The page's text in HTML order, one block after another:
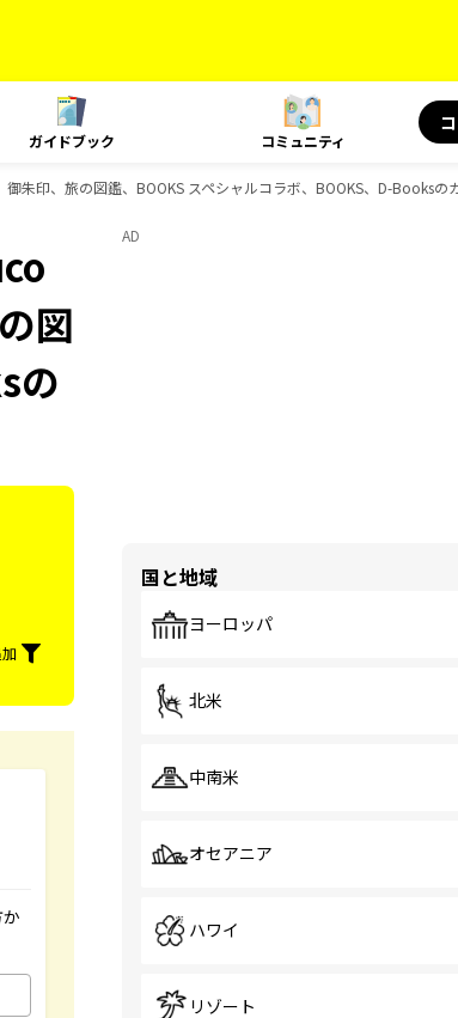
ガイドブック コミュニティ
朱印、旅の図鑑、BOOKS スペシャルコラボ、BOOKS、D-Booksの
図
の
AD
国と地域
ヨーロッパ
北米
中南米
オセアニア
ハワイ
リゾート